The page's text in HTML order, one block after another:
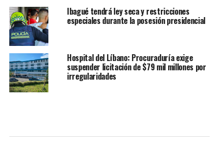
Ibagué tendrá ley seca y restricciones
especiales durante la posesión presidencial
Hospital del Líbano: Procuraduría exige
suspender licitación de $79 mil millones por
irregularidades